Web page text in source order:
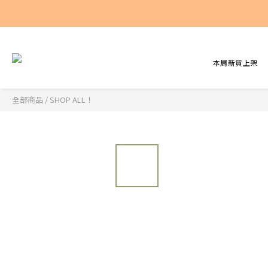
本周新貨上架
全部商品 /SHOP ALL！